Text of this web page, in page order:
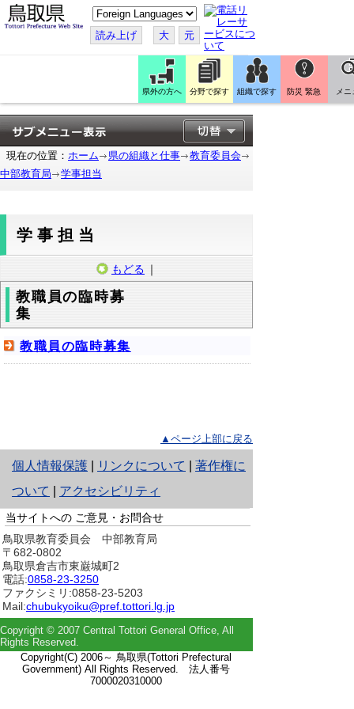
こ
の
ペ
ー
す
る
読み上げ 大 元
県外の方へ 分野で探す 組織で探す 防災 緊急 メ
現在の位置： ホーム 県の組織と仕事
教育委員会
中部教育局
学事担当
学事担当
もどる ｜
教職員の臨時募
教職員の臨時募集
▲ページ上部に戻る
個人情報保護
と
り
ネ
ッ
ト
へ
の
リンクについて
著作権に
ついて
アクセシビリティ
当サイトへの ご意見・お問合せ
鳥取県教育委員会 中部教育局
〒682-0802
鳥取県倉吉市東巌城町2
電話:0858-23-3250
ファクシミリ:0858-23-5203
Mail:chubukyoiku@pref.tottori.lg.jp
Copyright © 2007 Central Tottori General Office, All
Rights Reserved.
Copyright(C) 2006～ 鳥取県(Tottori Prefectural
Government) All Rights Reserved. 法人番号
7000020310000